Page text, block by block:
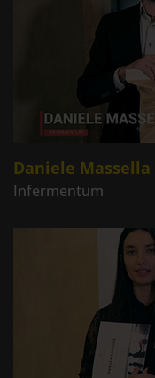
Daniele Massella
Infermentum